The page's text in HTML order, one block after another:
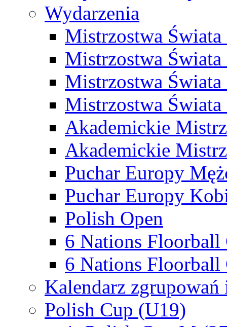
Wydarzenia
Mistrzostwa
Mistrzostwa
Mistrzostwa
Mistrzostwa
Akademickie
Akademickie
Puchar Europy
Puchar Europy
Polish Open
6 Nations Floorball
6 Nations Floorball
Kalendarz
Polish Cup (U19)